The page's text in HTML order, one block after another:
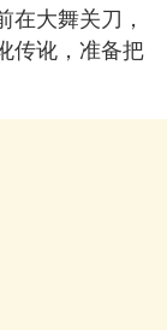
大舞关刀，
传讹，准备把